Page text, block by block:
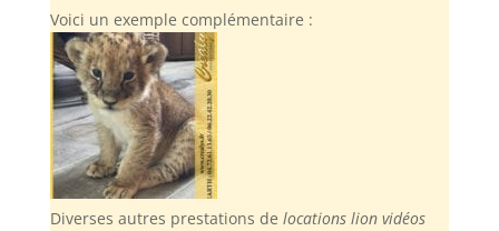
Voici un exemple complémentaire :
Diverses autres prestations de locations lion vidéos